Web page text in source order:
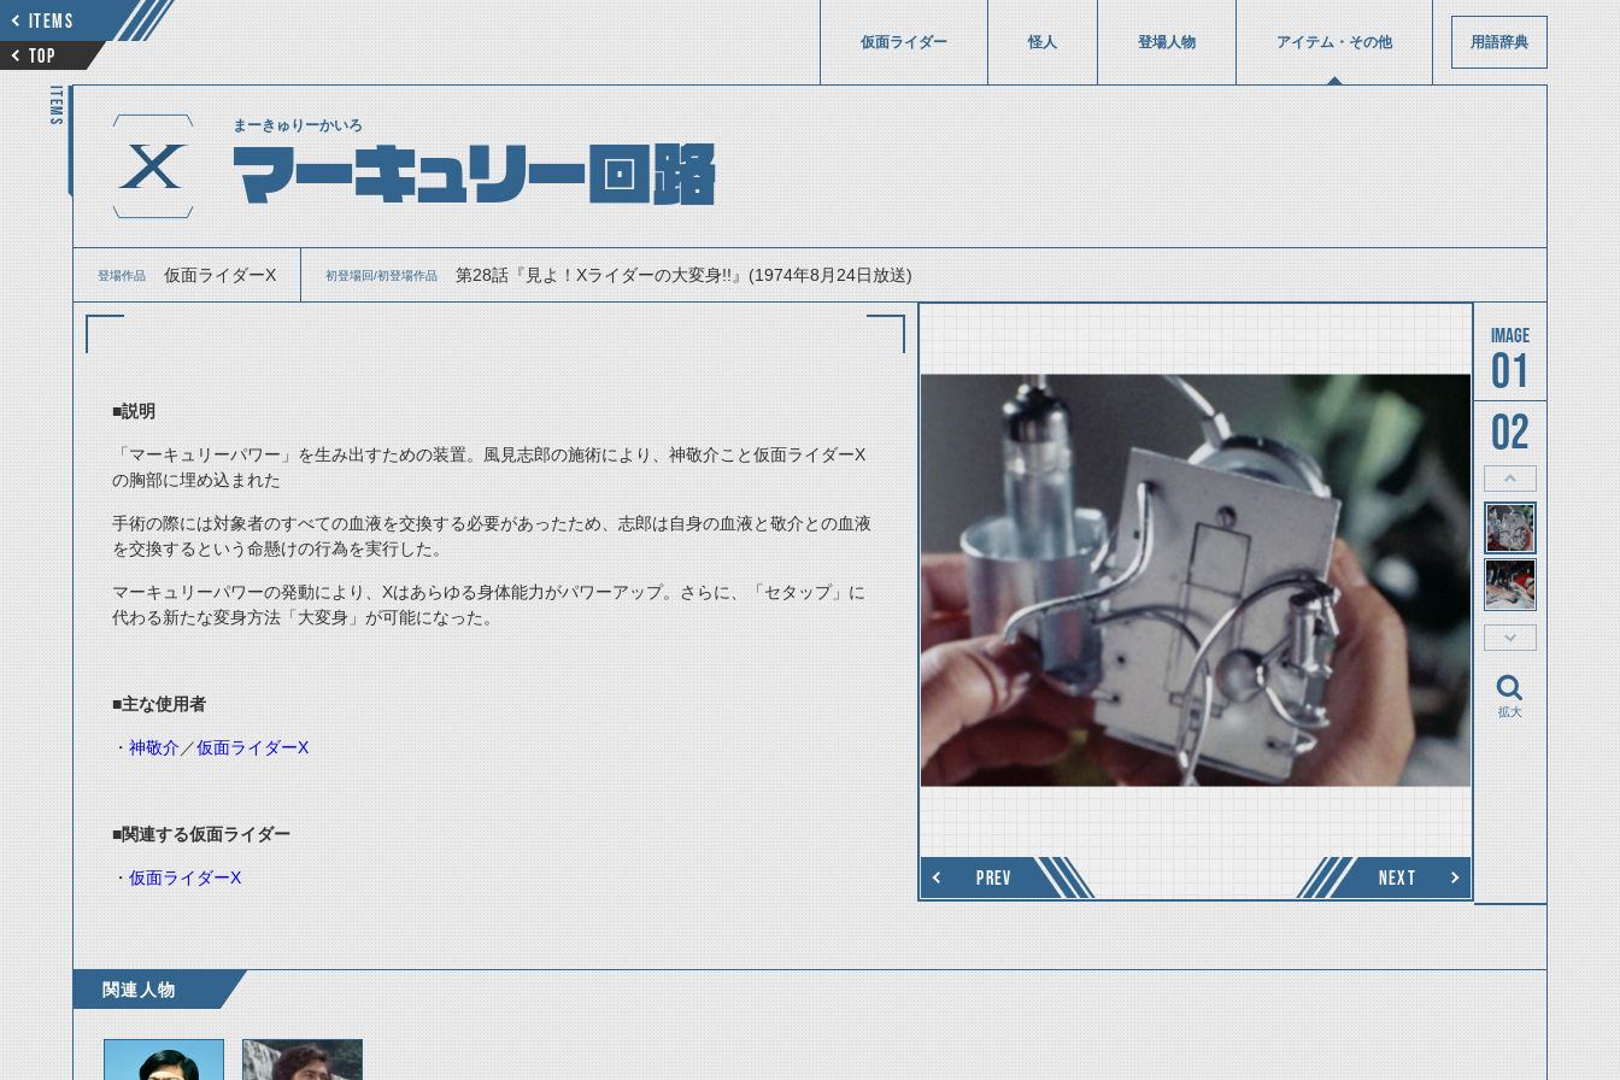
ITEMS
TOP
仮面ライダー 怪人 登場人物 アイテム・その他 用語辞典
ITEMS
まーきゅりーかいろ
マーキュリー回路
登場作品 仮面ライダーX 初登場回/初登場作品 第28話『見よ！Xライダーの大変身!!』(1974年8月24日放送)
■説明
「マーキュリーパワー」を生み出すための装置。風見志郎の施術により、神敬介こと仮面ライダーX
の胸部に埋め込まれた
手術の際には対象者のすべての血液を交換する必要があったため、志郎は自身の血液と敬介との血液
を交換するという命懸けの行為を実行した。
マーキュリーパワーの発動により、Xはあらゆる身体能力がパワーアップ。さらに、「セタップ」に
代わる新たな変身方法「大変身」が可能になった。
■主な使用者
・ 神敬介／仮面ライダーX
■関連する仮面ライダー
・ 仮面ライダーX PREV NEXT
01
02
thumbnail Next
拡大
関連人物